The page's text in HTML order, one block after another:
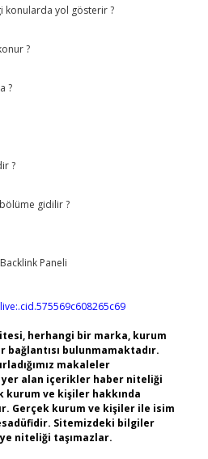
konularda yol gösterir ?
?
?
?
gidilir ?
herhangi bir marka, kurum
bağlantısı bulunmamaktadır.
makaleler
yer alan içerikler haber niteliği
kurum ve kişiler hakkında
Gerçek kurum ve kişiler ile isim
Sitemizdeki bilgiler
niteliği taşımazlar.